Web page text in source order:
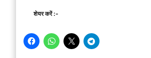
शेयर करें :-